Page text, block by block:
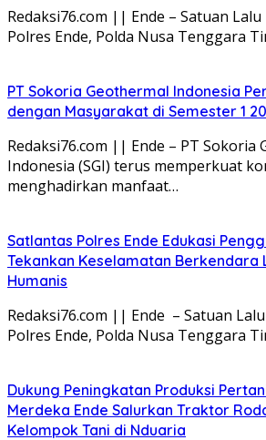
Redaksi76.com || Ende – Satuan
Polres Ende, Polda Nusa Tenggara
PT Sokoria Geothermal Indonesia
dengan Masyarakat di Semester 1
Redaksi76.com || Ende – PT Sokoria
Indonesia (SGI) terus memperkuat
menghadirkan manfaat…
Satlantas Polres Ende Edukasi
Tekankan Keselamatan Berkendara
Humanis
Redaksi76.com || Ende – Satuan
Polres Ende, Polda Nusa Tenggara
Dukung Peningkatan Produksi
Merdeka Ende Salurkan Traktor
Kelompok Tani di Nduaria